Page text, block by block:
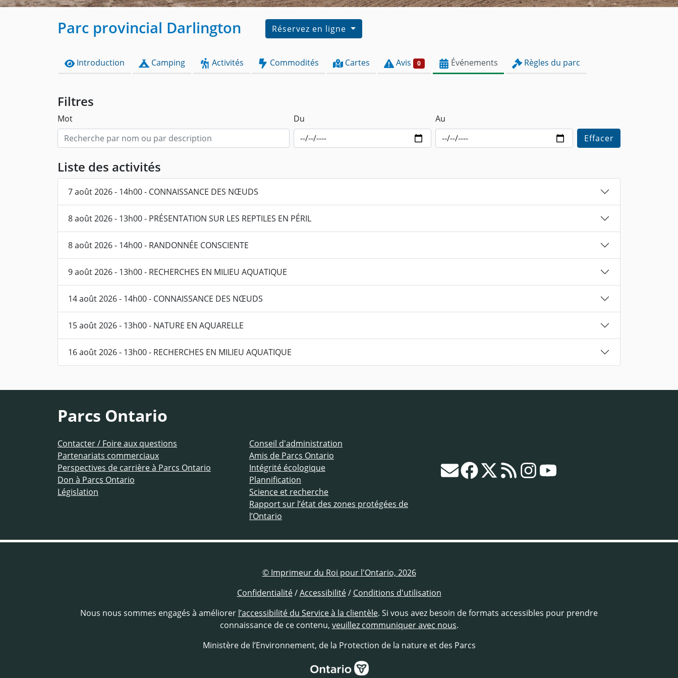
Parc provincial Darlington Réservez en ligne
Introduction Camping Activités Commodités Cartes Avis 0 Événements Règles du parc
Filtres
Mot Du
Au
Effacer
Liste des activités
7 août 2026 - 14h00 - CONNAISSANCE DES NŒUDS
8 août 2026 - 13h00 - PRÉSENTATION SUR LES REPTILES EN PÉRIL
8 août 2026 - 14h00 - RANDONNÉE CONSCIENTE
9 août 2026 - 13h00 - RECHERCHES EN MILIEU AQUATIQUE
14 août 2026 - 14h00 - CONNAISSANCE DES NŒUDS
15 août 2026 - 13h00 - NATURE EN AQUARELLE
16 août 2026 - 13h00 - RECHERCHES EN MILIEU AQUATIQUE
Parcs Ontario
Contacter / Foire aux questions
Partenariats commerciaux
Perspectives de carrière à Parcs Ontario
Don à Parcs Ontario
Législation
Conseil d'administration
Amis de Parcs Ontario
Intégrité écologique
Plannification
Science et recherche
Rapport sur l’état des zones protégées de
l’Ontario
© Imprimeur du Roi pour l'Ontario, 2026
Confidentialité/Accessibilité/ Conditions d'utilisation
Nous nous sommes engagés à améliorer l’accessibilité du Service à la clientèle. Si vous avez besoin de formats accessibles pour prendre
connaissance de ce contenu, veuillez communiquer avec nous.
Ministère de l’Environnement, de la Protection de la nature et des Parcs